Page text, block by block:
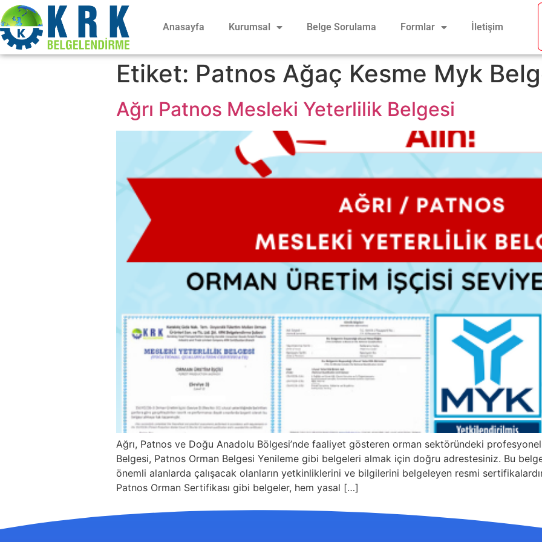
Anasayfa Kurumsal Belge Sorulama Formlar İletişim
Etiket: Patnos Ağaç Kesme Myk
Ağrı Patnos Mesleki Yeterlilik Belgesi
Ağrı, Patnos ve Doğu Anadolu Bölgesi’nde faaliyet gösteren orman sektöründeki
Belgesi, Patnos Orman Belgesi Yenileme gibi belgeleri almak için doğru adrestesiniz. Bu
önemli alanlarda çalışacak olanların yetkinliklerini ve bilgilerini belgeleyen resmi
Patnos Orman Sertifikası gibi belgeler, hem yasal […]